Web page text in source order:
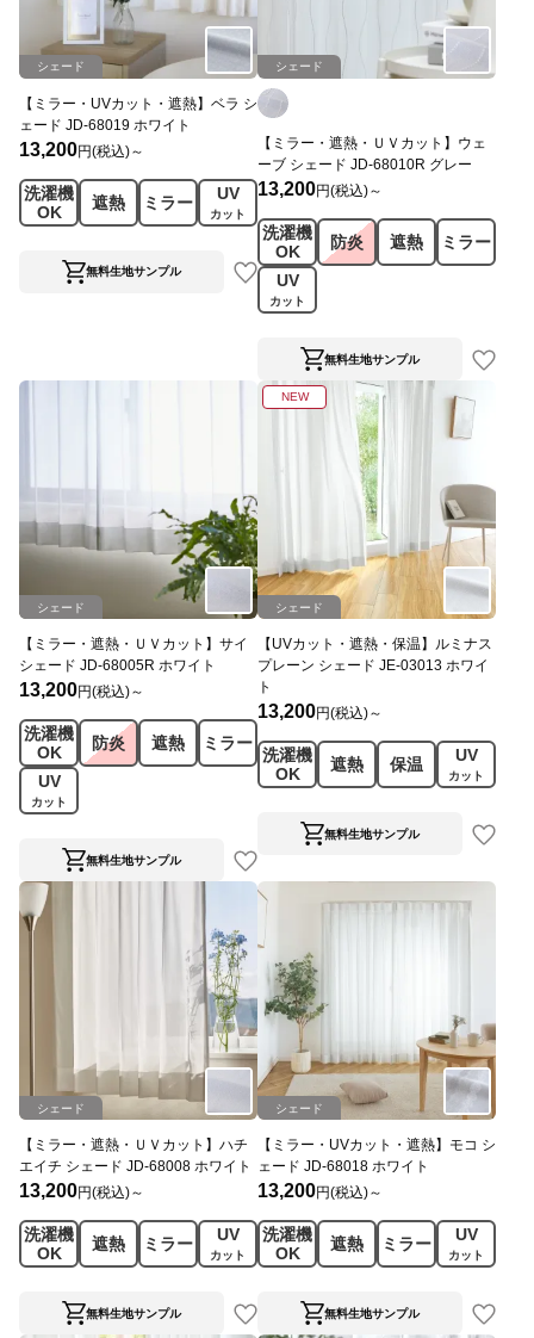
シェード
【ミラー・UVカット・遮熱】ベラ シ
ェード JD-68019 ホワイト
13,200円(税込)～
洗濯機
OK
遮熱 ミラー UV
カット
無料生地サンプル
シェード
【ミラー・遮熱・ＵＶカット】ウェ
ーブ シェード JD-68010R グレー
13,200円(税込)～
洗濯機
OK
防炎 遮熱
ミラー
UV
カット
無料生地サンプル
シェード
【ミラー・遮熱・ＵＶカット】サイ
シェード JD-68005R ホワイト
13,200円(税込)～
洗濯機
OK
防炎 遮熱
ミラー
UV
カット
無料生地サンプル
NEW
シェード
【UVカット・遮熱・保温】ルミナス
プレーン シェード JE-03013 ホワイ
ト
13,200円(税込)～
洗濯機
OK
遮熱 保温 UV
カット
無料生地サンプル
シェード
【ミラー・遮熱・ＵＶカット】ハチ
エイチ シェード JD-68008 ホワイト
13,200円(税込)～
洗濯機
OK
遮熱 ミラー UV
カット
無料生地サンプル
シェード
【ミラー・UVカット・遮熱】モコ シ
ェード JD-68018 ホワイト
13,200円(税込)～
洗濯機
OK
遮熱 ミラー UV
カット
無料生地サンプル